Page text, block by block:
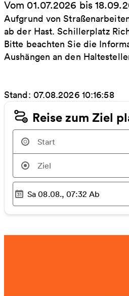
Vom 01.07.2026 bis
Aufgrund von
ab der Hast. Schillerplatz
Bitte beachten Sie die
Aushängen an den
Stand: 07.08.2026 10:16:58
Reise zum Ziel
Ausgewählter Zeitpunkt
Sa 08.08., 07:32 Ab